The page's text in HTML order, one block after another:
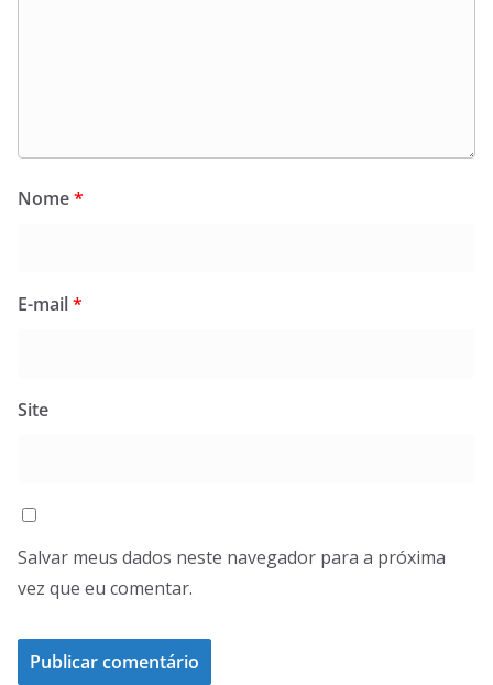
Nome*
E-mail*
Site
Salvar meus dados neste navegador para a próxima
vez que eu comentar.